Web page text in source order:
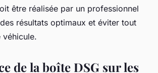
être réalisée par un professionnel
résultats optimaux et éviter tout
véhicule.
de la boîte DSG sur les